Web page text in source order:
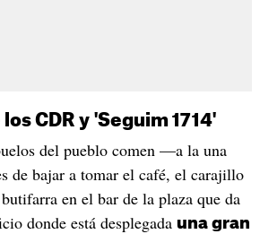
CDR y 'Seguim 1714'
del pueblo comen —a la una
de bajar a tomar el café, el carajillo
en el bar de la plaza que da
donde está desplegada una gran